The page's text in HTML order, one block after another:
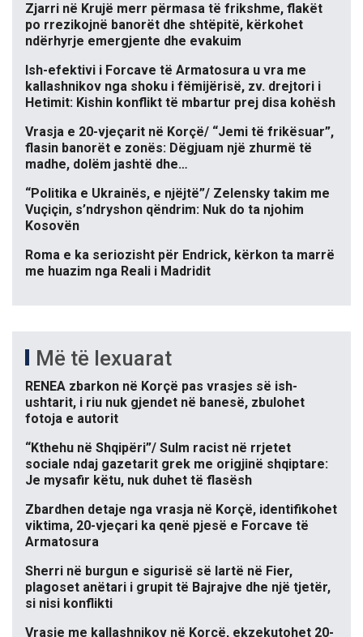
Zjarri në Krujë merr përmasa të frikshme, flakët
po rrezikojnë banorët dhe shtëpitë, kërkohet
ndërhyrje emergjente dhe evakuim
Ish-efektivi i Forcave të Armatosura u vra me
kallashnikov nga shoku i fëmijërisë, zv. drejtori i
Hetimit: Kishin konflikt të mbartur prej disa kohësh
Vrasja e 20-vjeçarit në Korçë/ “Jemi të frikësuar”,
flasin banorët e zonës: Dëgjuam një zhurmë të
madhe, dolëm jashtë dhe…
“Politika e Ukrainës, e njëjtë”/ Zelensky takim me
Vuçiçin, s’ndryshon qëndrim: Nuk do ta njohim
Kosovën
Roma e ka seriozisht për Endrick, kërkon ta marrë
me huazim nga Reali i Madridit
Më të lexuarat
RENEA zbarkon në Korçë pas vrasjes së ish-
ushtarit, i riu nuk gjendet në banesë, zbulohet
fotoja e autorit
“Kthehu në Shqipëri”/ Sulm racist në rrjetet
sociale ndaj gazetarit grek me origjinë shqiptare:
Je mysafir këtu, nuk duhet të flasësh
Zbardhen detaje nga vrasja në Korçë, identifikohet
viktima, 20-vjeçari ka qenë pjesë e Forcave të
Armatosura
Sherri në burgun e sigurisë së lartë në Fier,
plagoset anëtari i grupit të Bajrajve dhe një tjetër,
si nisi konflikti
Vrasje me kallashnikov në Korçë, ekzekutohet 20-